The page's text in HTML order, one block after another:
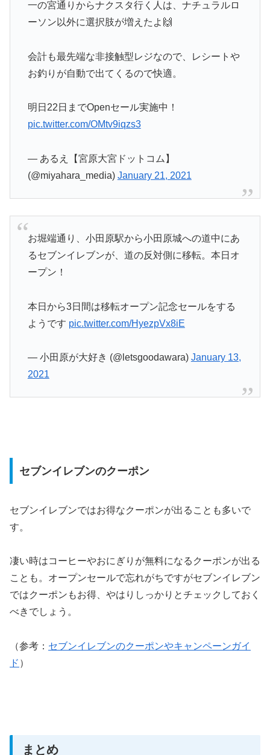
一の宮通りからナクスタ行く人は、ナチュラルロ
ーソン以外に選択肢が増えたよ🙌
会計も最先端な非接触型レジなので、レシートや
お釣りが自動で出てくるので快適。
明日22日までOpenセール実施中！
pic.twitter.com/OMtv9iqzs3
— あるえ【宮原大宮ドットコム】
(@miyahara_media) January 21, 2021
お堀端通り、小田原駅から小田原城への道中にあ
るセブンイレブンが、道の反対側に移転。本日オ
ープン！
本日から3日間は移転オープン記念セールをする
ようです pic.twitter.com/HyezpVx8iE
— 小田原が大好き (@letsgoodawara) January 13,
2021
セブンイレブンのクーポン
セブンイレブンではお得なクーポンが出ることも多いで
す。
凄い時はコーヒーやおにぎりが無料になるクーポンが出る
ことも。オープンセールで忘れがちですがセブンイレブン
ではクーポンもお得、やはりしっかりとチェックしておく
べきでしょう。
（参考： セブンイレブンのクーポンやキャンペーンガイ
ド ）
まとめ